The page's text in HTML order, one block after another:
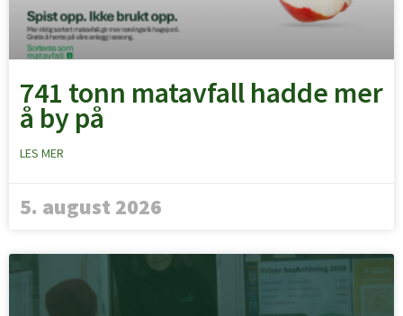
741 tonn matavfall hadde mer
å by på
LES MER
5. august 2026